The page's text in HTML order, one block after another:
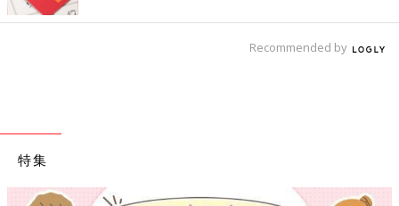
Recommended by
特集